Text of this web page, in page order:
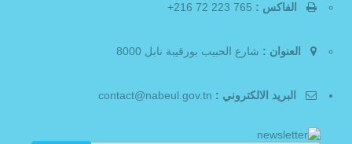
الفاكس :
العنوان : شارع الحبيب بورقيبة نابل 8000
البريد الالكتروني :